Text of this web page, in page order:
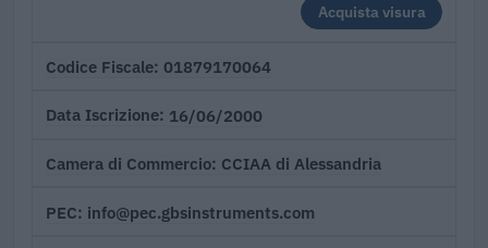
Acquista visura
Codice Fiscale 01879170064
Data Iscrizione 16/06/2000
Camera di Commercio CCIAA di Alessandria
PEC info@pec.gbsinstruments.com